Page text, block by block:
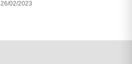
26/02/2023